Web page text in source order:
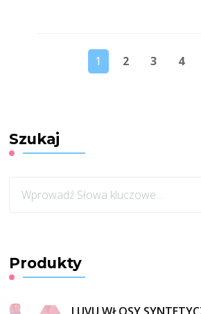
1 2 3 4
Szukaj
czegoś?
Produkty